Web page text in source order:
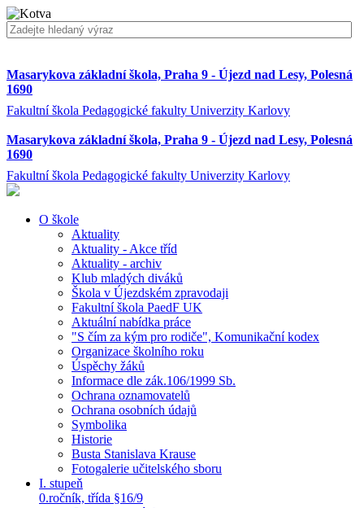
Masarykova základní škola, Praha 9 - Újezd nad Lesy, Polesná
1690
Fakultní škola Pedagogické fakulty Univerzity Karlovy
Masarykova základní škola, Praha 9 - Újezd nad Lesy, Polesná
1690
Fakultní škola Pedagogické fakulty Univerzity Karlovy
O škole
Aktuality
Aktuality - Akce tříd
Aktuality - archiv
Klub mladých diváků
Škola v Újezdském zpravodaji
Fakultní škola PaedF UK
Aktuální nabídka práce
"S čím za kým pro rodiče", Komunikační kodex
Organizace školního roku
Úspěchy žáků
Informace dle zák.106/1999 Sb.
Ochrana oznamovatelů
Ochrana osobních údajů
Symbolika
Historie
Busta Stanislava Krause
Fotogalerie učitelského sboru
I. stupeň
0.ročník, třída §16/9